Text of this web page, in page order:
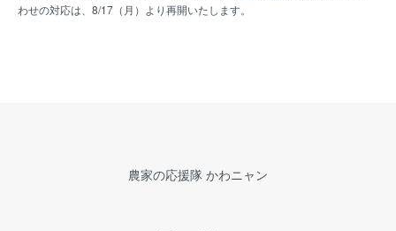
わせの対応は、8/17（月）より再開いたします。
農家の応援隊 かわニャン